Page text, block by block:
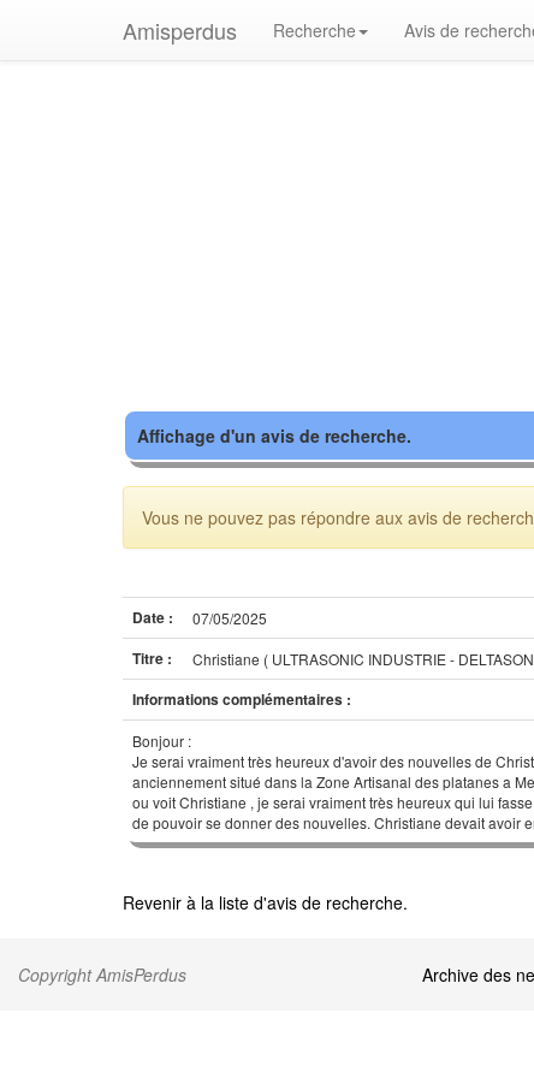
Amisperdus Recherche Avis de
Affichage d'un avis de recherche.
Vous ne pouvez pas répondre aux avis de
Date : 07/05/2025
Titre : Christiane ( ULTRASONIC INDUSTRIE -
Informations complémentaires :
Bonjour :
Je serai vraiment très heureux d'avoir des nouvelles de
anciennement situé dans la Zone Artisanal des platanes a
ou voit Christiane , je serai vraiment très heureux qui lui
de pouvoir se donner des nouvelles. Christiane devait avoir
Revenir à la liste d'avis de recherche.
Copyright AmisPerdus Archive des